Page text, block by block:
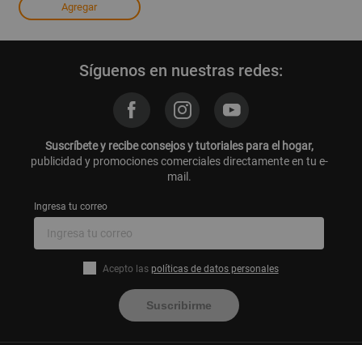
Agregar
Síguenos en nuestras redes:
Suscríbete y recibe consejos y tutoriales para el hogar,
publicidad y promociones comerciales directamente en tu e-
mail.
Ingresa tu correo
Acepto las políticas de datos personales
Suscribirme